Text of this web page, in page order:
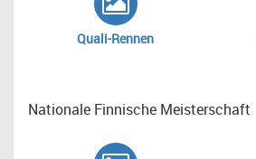
Quali-Rennen
Nationale Finnische Meisterschaft